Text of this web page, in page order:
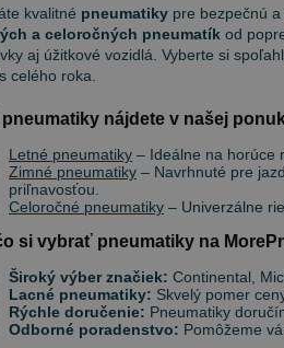
kvalitné pneumatiky pre bezpečnú
a celoročných pneumatík od
aj úžitkové vozidlá. Vyberte si
celého roka.
nájdete v našej
Letné pneumatiky – Ideálne na horúce
Zimné pneumatiky – Navrhnuté pre
priľnavosťou.
Celoročné pneumatiky – Univerzálne
si vybrať pneumatiky na
Široký výber značiek: Continental,
Lacné pneumatiky: Skvelý pomer
Rýchle doručenie: Pneumatiky
Odborné poradenstvo: Pomôžeme